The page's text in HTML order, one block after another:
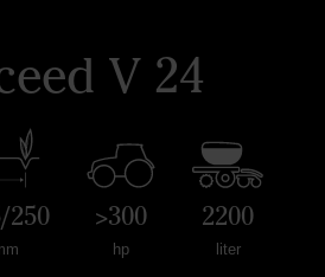
V 24
250 >300
hp
2200
liter